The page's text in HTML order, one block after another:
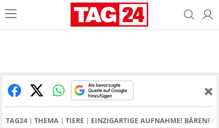
TAG24 THEMA TIERE EINZIGARTIGE AUFNAHME!